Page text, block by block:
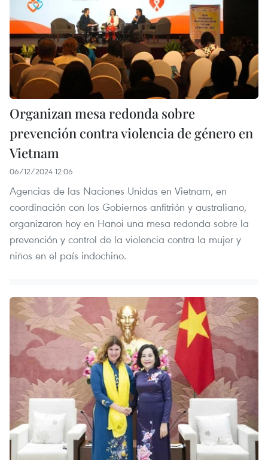
Organizan mesa redonda sobre
prevención contra violencia de género en
Vietnam
06/12/2024 12:06
Agencias de las Naciones Unidas en Vietnam, en
coordinación con los Gobiernos anfitrión y australiano,
organizaron hoy en Hanoi una mesa redonda sobre la
prevención y control de la violencia contra la mujer y
niños en el país indochino.